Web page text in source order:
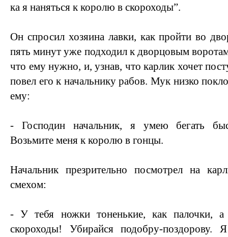
ка я наняться к королю в скороходы”.
Он спросил хозяина лавки, как пройти во
пять минут уже подходил к дворцовым
что ему нужно, и, узнав, что карлик хочет
повел его к начальнику рабов. Мук низко
ему:
- Господин начальник, я умею бегать
Возьмите меня к королю в гонцы.
Начальник презрительно посмотрел на
смехом:
- У тебя ножки тоненькие, как палочки,
скороходы! Убирайся подобру-поздорову.